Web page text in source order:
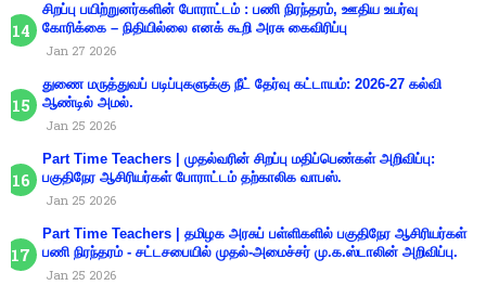
சிறப்பு பயிற்றுனர்களின் போராட்டம் : பணி நிரந்தரம், ஊதிய உயர்வு
கோரிக்கை – நிதியில்லை எனக் கூறி அரசு கைவிரிப்பு
Jan 27 2026
துணை மருத்துவப் படிப்புகளுக்கு நீட் தேர்வு கட்டாயம்: 2026-27 கல்வி
ஆண்டில் அமல்.
Jan 25 2026
Part Time Teachers | முதல்வரின் சிறப்பு மதிப்பெண்கள் அறிவிப்பு:
பகுதிநேர ஆசிரியர்கள் போராட்டம் தற்காலிக வாபஸ்.
Jan 25 2026
Part Time Teachers | தமிழக அரசுப் பள்ளிகளில் பகுதிநேர ஆசிரியர்கள்
பணி நிரந்தரம் - சட்டசபையில் முதல்-அமைச்சர் மு.க.ஸ்டாலின் அறிவிப்பு.
Jan 25 2026